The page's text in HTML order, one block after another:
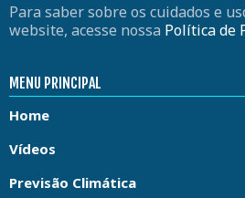
Para saber sobre os cuidados e
website, acesse nossa Política de
MENU PRINCIPAL
Home
Vídeos
Previsão Climática